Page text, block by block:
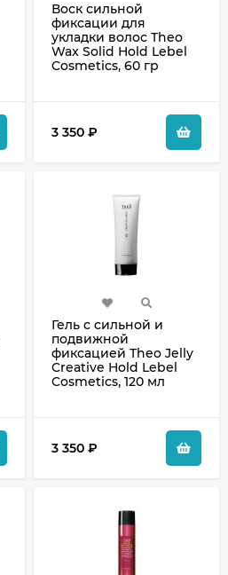
Воск сильной
фиксации для
укладки волос Theo
Wax Solid Hold Lebel
Cosmetics, 60 гр
3 350 ₽
Гель с сильной и
подвижной
фиксацией Theo Jelly
Creative Hold Lebel
Cosmetics, 120 мл
3 350 ₽